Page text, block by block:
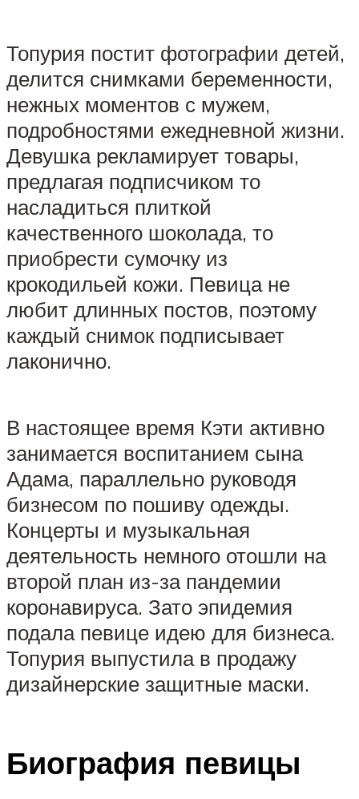
Топурия постит фотографии детей,
делится снимками беременности,
нежных моментов с мужем,
подробностями ежедневной жизни.
Девушка рекламирует товары,
предлагая подписчиком то
насладиться плиткой
качественного шоколада, то
приобрести сумочку из
крокодильей кожи. Певица не
любит длинных постов, поэтому
каждый снимок подписывает
лаконично.
В настоящее время Кэти активно
занимается воспитанием сына
Адама, параллельно руководя
бизнесом по пошиву одежды.
Концерты и музыкальная
деятельность немного отошли на
второй план из-за пандемии
коронавируса. Зато эпидемия
подала певице идею для бизнеса.
Топурия выпустила в продажу
дизайнерские защитные маски.
Биография певицы